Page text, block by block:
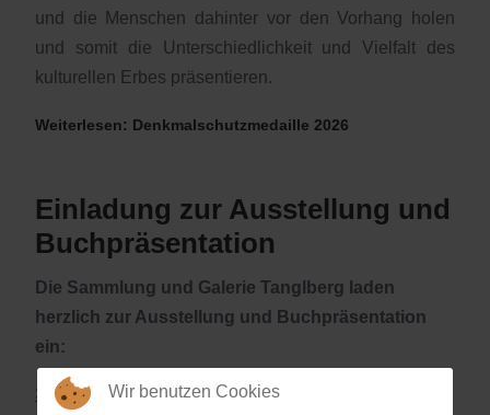
und die Menschen dahinter vor den Vorhang holen
und somit die Unterschiedlichkeit und Vielfalt des
kulturellen Erbes präsentieren.
Weiterlesen: Denkmalschutzmedaille 2026
Einladung zur Ausstellung und
Buchpräsentation
Die Sammlung und Galerie Tanglberg laden
herzlich zur Ausstellung und Buchpräsentation
ein:
Samstag, 13. Juni, 15.30 Uhr, Schloss Hochhaus
Wir benutzen Cookies